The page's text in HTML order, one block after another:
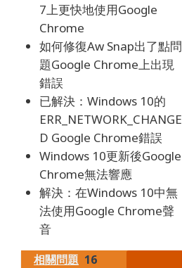
7上更快地使用Google
Chrome
如何修復Aw Snap出了點問
題Google Chrome上出現
錯誤
已解決：Windows 10的
ERR_NETWORK_CHANGE
D Google Chrome錯誤
Windows 10更新後Google
Chrome無法響應
解決：在Windows 10中無
法使用Google Chrome聲
音
相關問題 16